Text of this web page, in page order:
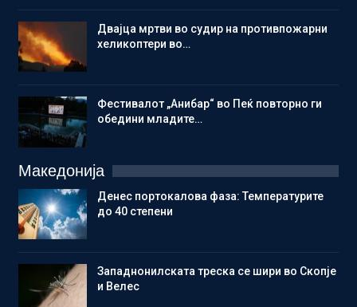
Двајца мртви во судир на противпожарни
хеликоптери во…
Фестивалот „Анибар“ во Пеќ повторно ги
обедини младите…
Македонија
Денес портокалова фаза: Температурите
до 40 степени
Западнонилската треска се шири во Скопје
и Велес